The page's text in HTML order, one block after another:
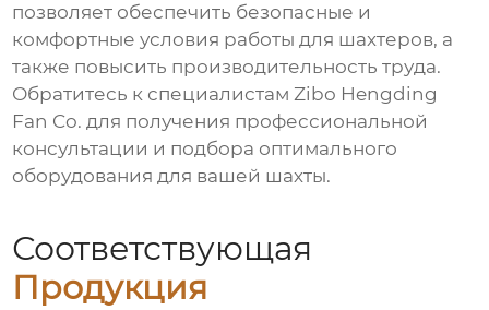
позволяет обеспечить безопасные и
комфортные условия работы для шахтеров, а
также повысить производительность труда.
Обратитесь к специалистам Zibo Hengding
Fan Co. для получения профессиональной
консультации и подбора оптимального
оборудования для вашей шахты.
Соответствующая
Продукция